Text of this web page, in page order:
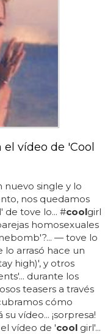
el vídeo de 'Cool
single y lo
nos quedamos
de tove lo... #coolgirl
homosexuales
— tove lo
lo arrasó hace un
high)', y otros
durante los
teasers a través
cómo
vídeo... ¡sorpresa!
vídeo de 'cool girl'...